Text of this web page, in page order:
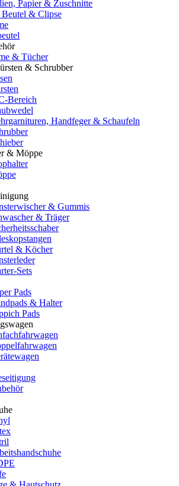
Papier & Zuschnitte
Beutel & Clipse
& Tücher
& Schrubber
Bereich
Handfeger & Schaufeln
& Möppe
& Gummis
& Träger
& Köcher
Sets
Pads
& Halter
Pads